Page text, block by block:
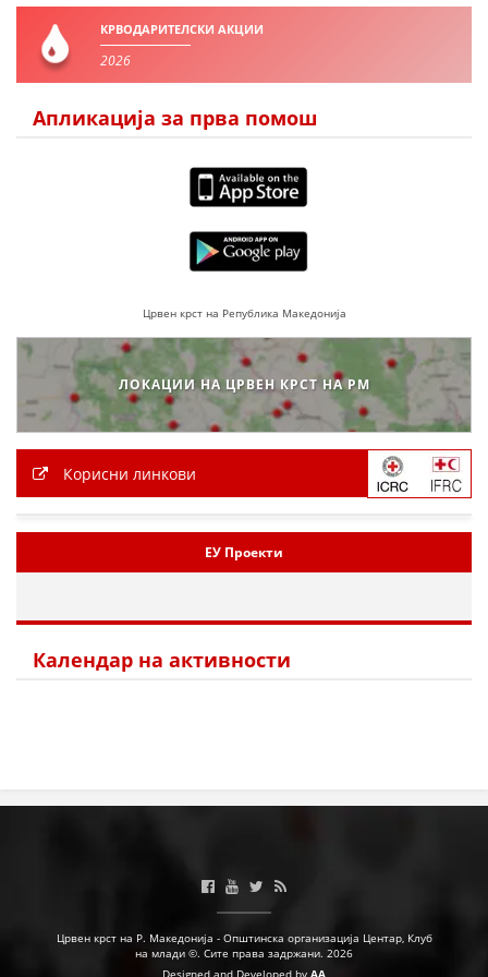
КРВОДАРИТЕЛСКИ АКЦИИ
2026
Апликација за прва помош
Црвен крст на Република Македонија
ЛОКАЦИИ НА ЦРВЕН КРСТ НА РМ
Корисни линкови
ЕУ Проекти
Календар на активности
Црвен крст на Р. Македонија - Општинска организација Центар, Клуб
на млади ©. Сите права задржани. 2026